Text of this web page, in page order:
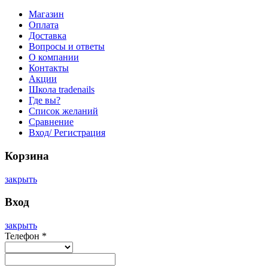
Магазин
Оплата
Доставка
Вопросы и ответы
О компании
Контакты
Акции
Школа tradenails
Где вы?
Список желаний
Сравнение
Вход/ Регистрация
Корзина
закрыть
Вход
закрыть
Телефон *